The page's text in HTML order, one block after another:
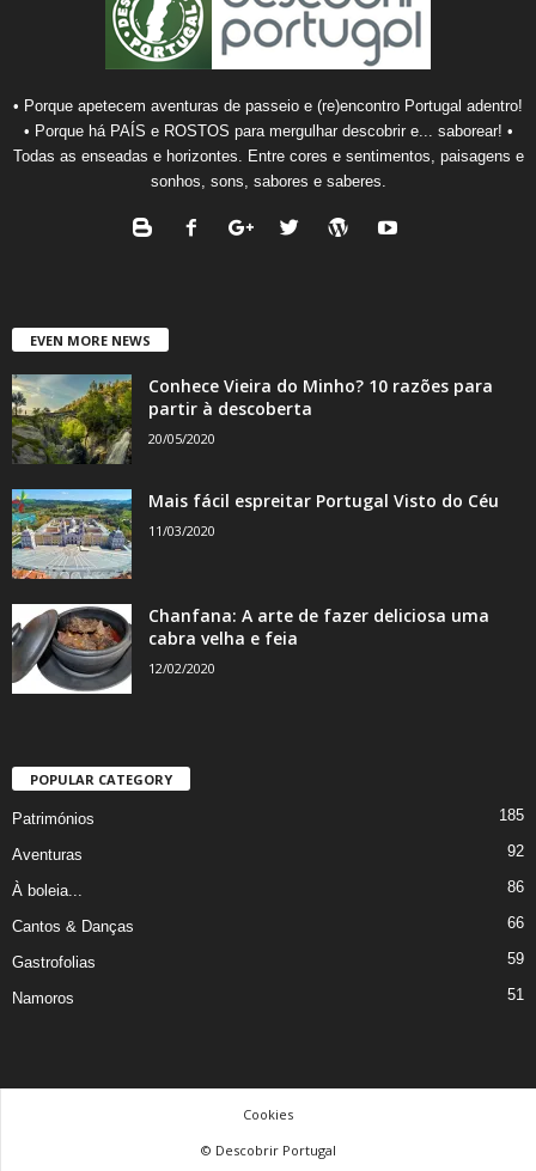
• Porque apetecem aventuras de passeio e (re)encontro Portugal adentro!
• Porque há PAÍS e ROSTOS para mergulhar descobrir e... saborear! •
Todas as enseadas e horizontes. Entre cores e sentimentos, paisagens e
sonhos, sons, sabores e saberes.
EVEN MORE NEWS
Conhece Vieira do Minho? 10 razões para
partir à descoberta
20/05/2020
Mais fácil espreitar Portugal Visto do Céu
11/03/2020
Chanfana: A arte de fazer deliciosa uma
cabra velha e feia
12/02/2020
POPULAR CATEGORY
Patrimónios 185
Aventuras 92
À boleia... 86
Cantos & Danças 66
Gastrofolias 59
Namoros 51
Cookies
© Descobrir Portugal